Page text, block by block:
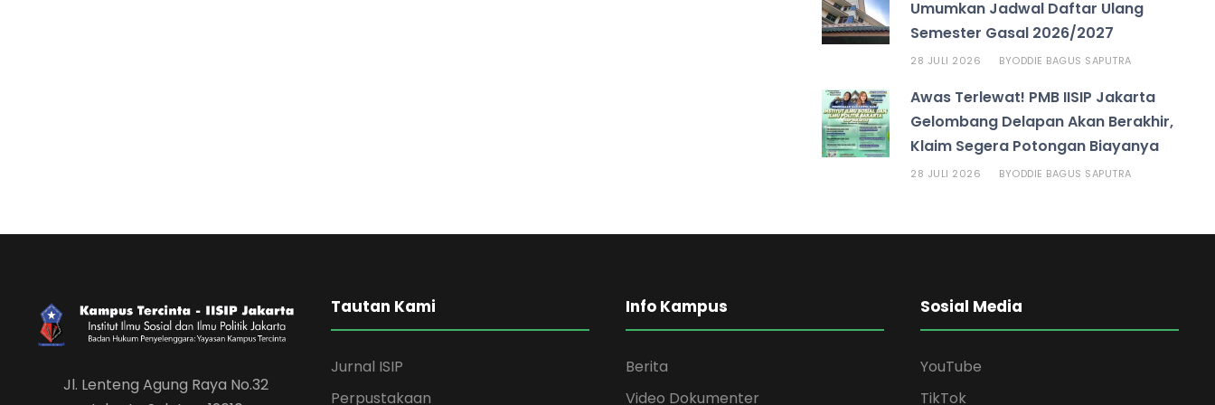
Umumkan Jadwal Daftar Ulang
Semester Gasal 2026/2027
28 JULI 2026 BYODDIE BAGUS SAPUTRA
Awas Terlewat! PMB IISIP Jakarta
Gelombang Delapan Akan Berakhir,
Klaim Segera Potongan Biayanya
28 JULI 2026 BYODDIE BAGUS SAPUTRA
Jl. Lenteng Agung Raya No.32
Tautan Kami
Jurnal ISIP
Perpustakaan
Info Kampus
Berita
Video Dokumenter
Sosial Media
YouTube
TikTok